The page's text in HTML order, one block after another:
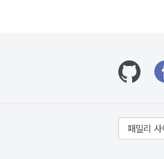
깃허브